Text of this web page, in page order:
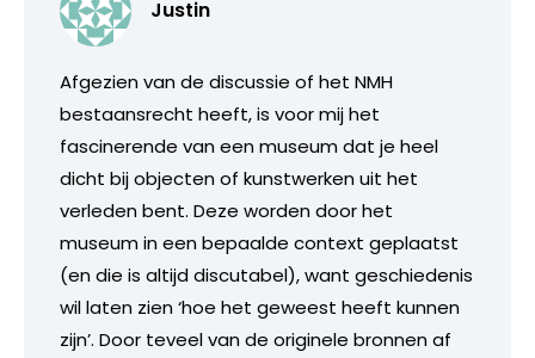
Justin
Afgezien van de discussie of het NMH
bestaansrecht heeft, is voor mij het
fascinerende van een museum dat je heel
dicht bij objecten of kunstwerken uit het
verleden bent. Deze worden door het
museum in een bepaalde context geplaatst
(en die is altijd discutabel), want geschiedenis
wil laten zien ‘hoe het geweest heeft kunnen
zijn’. Door teveel van de originele bronnen af